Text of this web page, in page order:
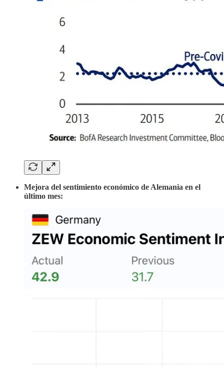
Mejora del sentimiento económico de Alemania en el
último mes: